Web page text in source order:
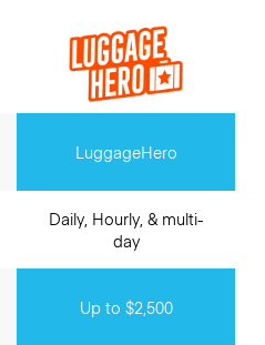
LuggageHero
Daily, Hourly, & multi-
day
Up to $2,500